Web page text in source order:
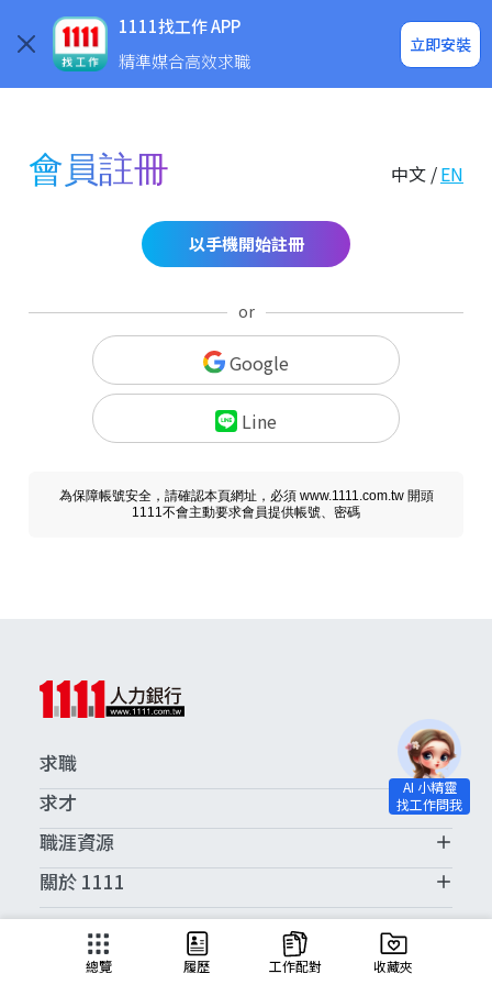
1111找工作 APP
精準媒合高效求職
立即安裝
企業求才
會員註冊 中文 /EN
以手機開始註冊
or
Google
Line
為保障帳號安全，請確認本頁網址，必須 www.1111.com.tw 開頭
1111不會主動要求會員提供帳號、密碼
求職
求才
職涯資源
關於 1111
求職服務中心
總覽 履歷 工作配對 收藏夾